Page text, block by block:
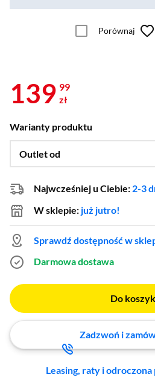
Porównaj
139 99
zł
Warianty produktu
Outlet od
Najwcześniej u Ciebie: 2-3
W sklepie: już jutro!
Sprawdź dostępność w
Darmowa dostawa
Do
Zadzwoń i
Leasing, raty i odroczona